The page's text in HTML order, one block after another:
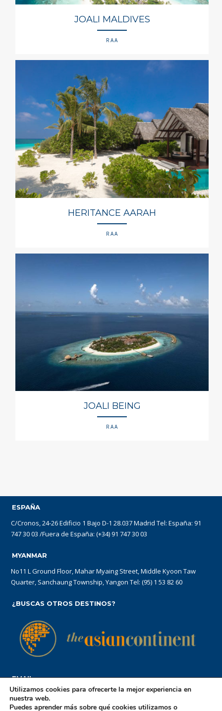
JOALI MALDIVES
RAA
HERITANCE AARAH
RAA
JOALI BEING
RAA
ESPAÑA
C/Cronos, 24-26 Edificio 1 Bajo D-1 28.037 Madrid Tel: España: 91
747 30 03 /Fuera de España: (+34) 91 747 30 03
MYANMAR
No11 L Ground Floor, Mahar Myaing Street, Middle Kyoon Taw
Quarter, Sanchaung Township, Yangon Tel: (95) 1 53 82 60
¿BUSCAS OTROS DESTINOS?
EMAIL
reservations@theasiancontinent.com
Utilizamos cookies para ofrecerte la mejor experiencia en
nuestra web.
Puedes aprender más sobre qué cookies utilizamos o